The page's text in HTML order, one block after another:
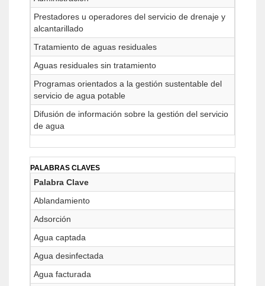
Prestadores u operadores del servicio de drenaje y
alcantarillado
Tratamiento de aguas residuales
Aguas residuales sin tratamiento
Programas orientados a la gestión sustentable del
servicio de agua potable
Difusión de información sobre la gestión del servicio
de agua
PALABRAS CLAVES
Palabra Clave
Ablandamiento
Adsorción
Agua captada
Agua desinfectada
Agua facturada